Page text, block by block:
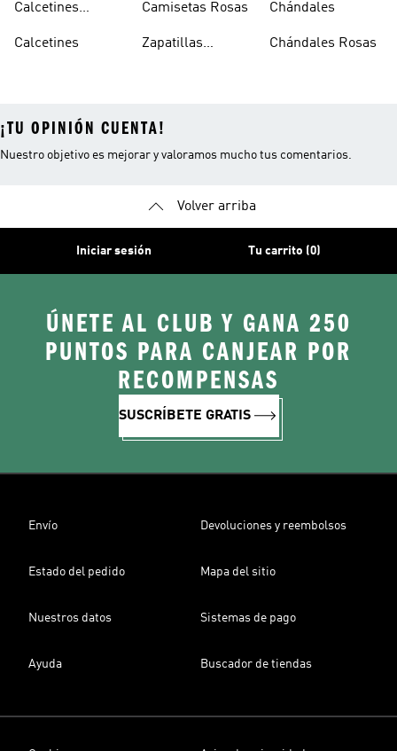
Calcetines
Blancos
Calcetines
Camisetas Rosas
Zapatillas
Chándales
Chándales Rosas
¡TU OPINIÓN CUENTA!
Nuestro objetivo es mejorar y valoramos mucho tus comentarios.
Volver arriba
Iniciar sesión Tu carrito (0)
ÚNETE AL CLUB Y GANA 250
PUNTOS PARA CANJEAR POR
RECOMPENSAS
SUSCRÍBETE GRATIS
Envío Devoluciones y reembolsos
Estado del pedido Mapa del sitio
Nuestros datos Sistemas de pago
Ayuda Buscador de tiendas